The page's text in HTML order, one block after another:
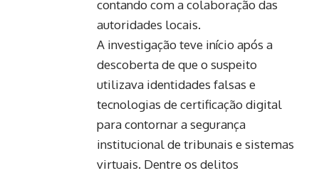
contando com a colaboração das
autoridades locais.
A investigação teve início após a
descoberta de que o suspeito
utilizava identidades falsas e
tecnologias de certificação digital
para contornar a segurança
institucional de tribunais e sistemas
virtuais. Dentre os delitos